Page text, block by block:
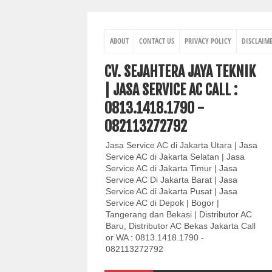
ABOUT CONTACT US PRIVACY POLICY
CV. SEJAHTERA JAYA TEKNIK
| JASA SERVICE AC CALL :
0813.1418.1790 -
082113272792
Jasa Service AC di Jakarta Utara | Jasa
Service AC di Jakarta Selatan | Jasa
Service AC di Jakarta Timur | Jasa
Service AC Di Jakarta Barat | Jasa
Service AC di Jakarta Pusat | Jasa
Service AC di Depok | Bogor |
Tangerang dan Bekasi | Distributor AC
Baru, Distributor AC Bekas Jakarta Call
or WA : 0813.1418.1790 -
082113272792